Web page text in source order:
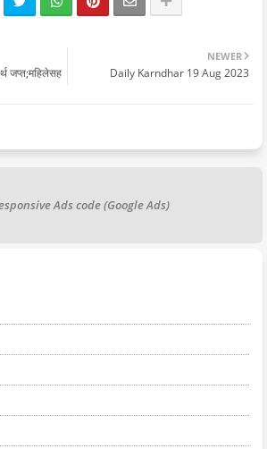
NEWER
Daily Karndhar 19 Aug 2023
जप्त;महिलेसह
Ads code (Google Ads)